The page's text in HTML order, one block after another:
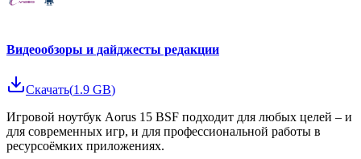
Видеообзоры и дайджесты редакции
Скачать(1.9 GB)
Игровой ноутбук Aorus 15 BSF подходит для любых целей – и
для современных игр, и для профессиональной работы в
ресурсоёмких приложениях.